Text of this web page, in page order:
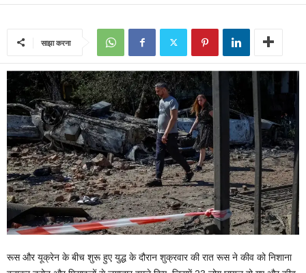
साझा करना
रूस और यूक्रेन के बीच शुरू हुए युद्ध के दौरान शुक्रवार की रात रूस ने कीव को निशाना